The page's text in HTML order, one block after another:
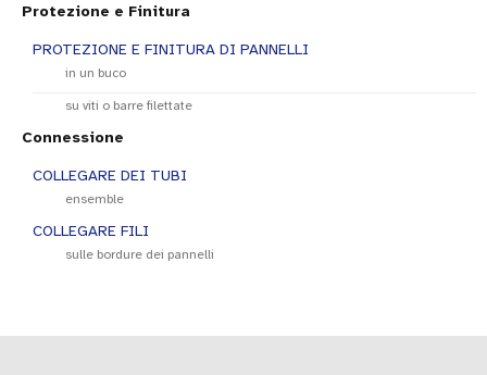
Protezione e Finitura
PROTEZIONE E FINITURA DI PANNELLI
in un buco
su viti o barre filettate
Connessione
COLLEGARE DEI TUBI
ensemble
COLLEGARE FILI
sulle bordure dei pannelli